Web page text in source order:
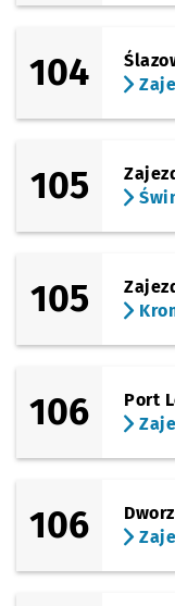
104
105
105
106
Port
106